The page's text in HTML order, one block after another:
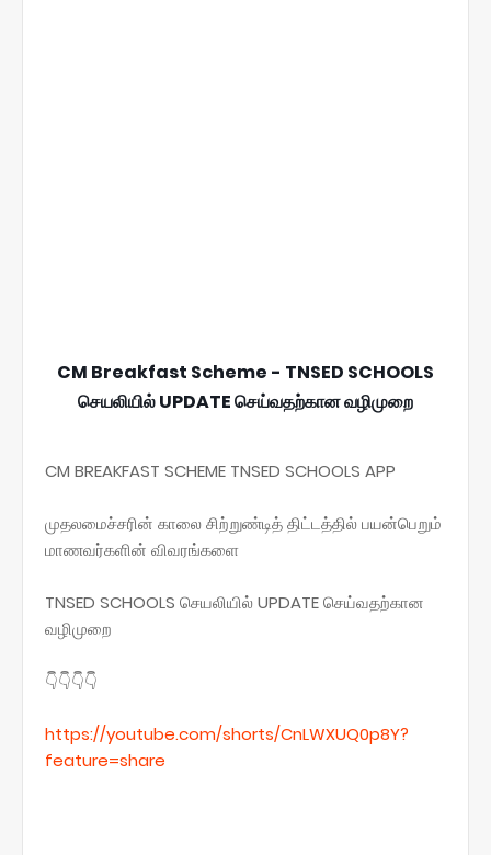
CM Breakfast Scheme - TNSED SCHOOLS
செயலியில் UPDATE செய்வதற்கான வழிமுறை
CM BREAKFAST SCHEME TNSED SCHOOLS APP
முதலமைச்சரின் காலை சிற்றுண்டித் திட்டத்தில் பயன்பெறும்
மாணவர்களின் விவரங்களை
TNSED SCHOOLS செயலியில் UPDATE செய்வதற்கான
வழிமுறை
👇👇👇👇
https://youtube.com/shorts/CnLWXUQ0p8Y?
feature=share